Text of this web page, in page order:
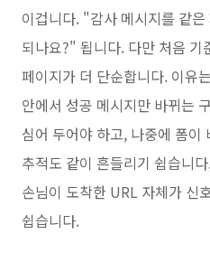
이겁니다. "감사 메시지를 같
되나요?" 됩니다. 다만 처음
페이지가 더 단순합니다. 이유
안에서 성공 메시지만 바뀌는
심어 두어야 하고, 나중에 폼이
추적도 같이 흔들리기 쉽습니
손님이 도착한 URL 자체가 신
쉽습니다.